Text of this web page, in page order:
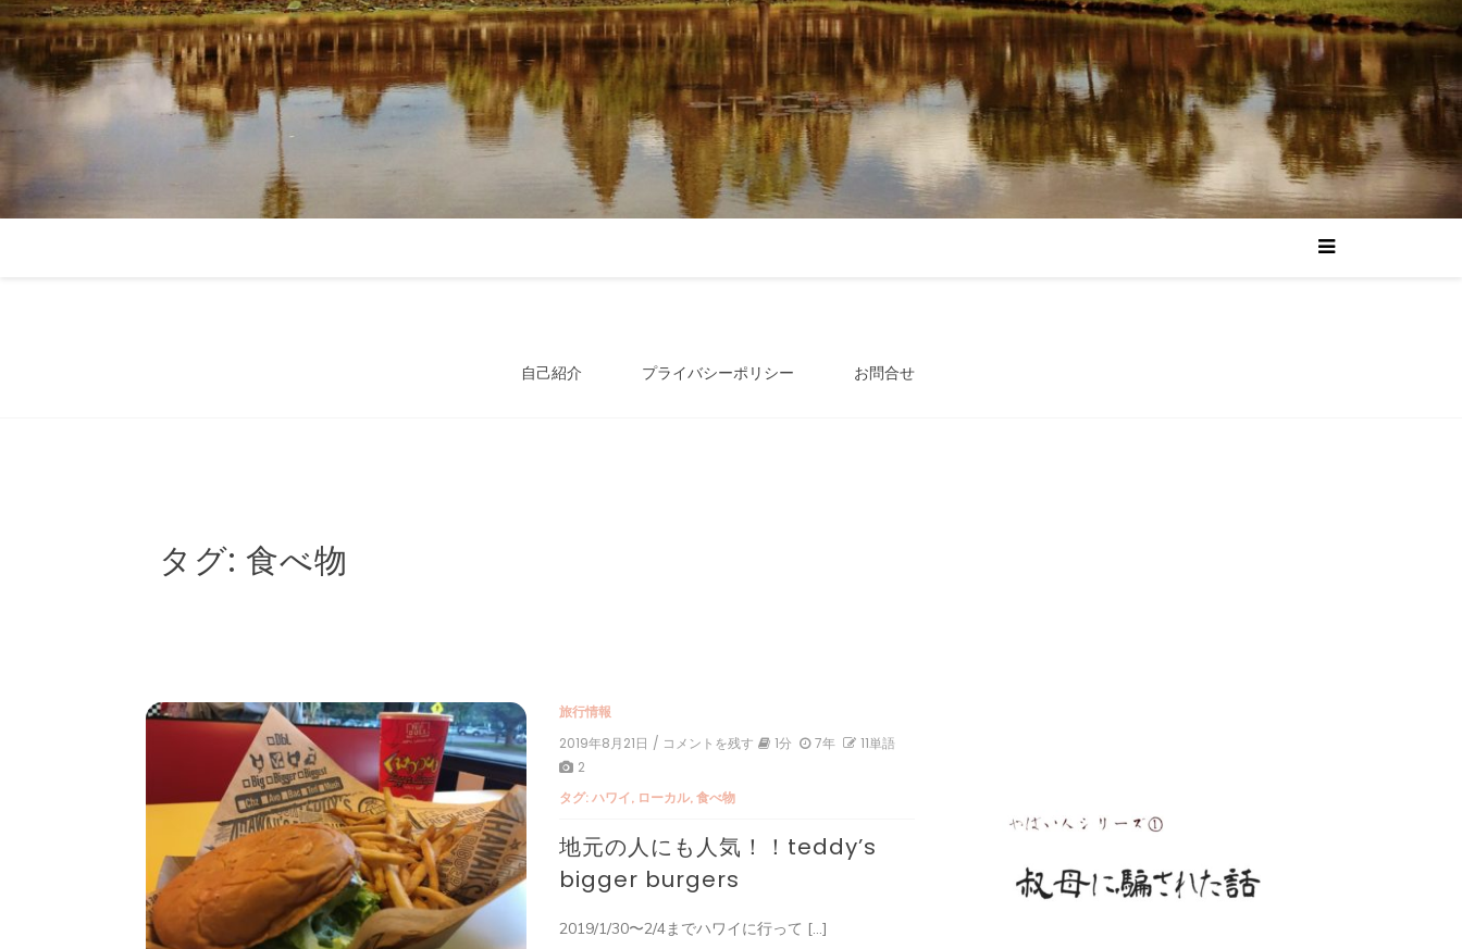
自己紹介 プライバシーポリシー お問合せ
タグ:食べ物
旅行情報
2019年8月21日 / コメントを残す on
teddy’s
bigger
1分 7年
11単語
2
タグ:ハワイ, ローカル,食べ物
地元の人にも人気！！teddy’s
bigger burgers
2019/1/30〜2/4までハワイに行って […]